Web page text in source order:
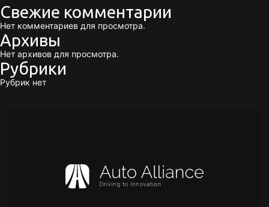
Свежие комментарии
Нет комментариев для просмотра.
Архивы
Нет архивов для просмотра.
Рубрики
Рубрик нет